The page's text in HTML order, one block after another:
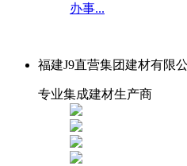
办事...
福建J9直营集团建材有限
专业集成建材生产商